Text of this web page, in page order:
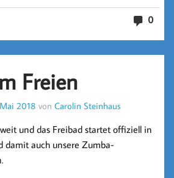
0
Freien
2018 vonCarolin Steinhaus
und das Freibad startet offiziell in
damit auch unsere Zumba-